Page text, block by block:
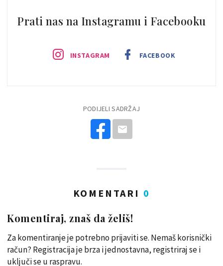
Prati nas na Instagramu i Facebooku
INSTAGRAM FACEBOOK
PODIJELI SADRŽAJ
KOMENTARI 0
Komentiraj, znaš da želiš!
Za komentiranje je potrebno prijaviti se. Nemaš korisnički
račun? Registracija je brza i jednostavna, registriraj se i
uključi se u raspravu.